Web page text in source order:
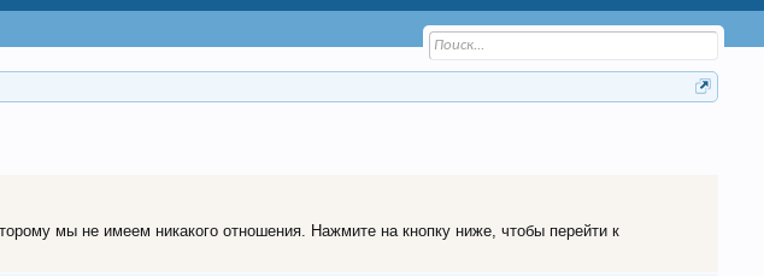
мы не имеем никакого отношения. Нажмите на кнопку ниже, чтобы перейти к